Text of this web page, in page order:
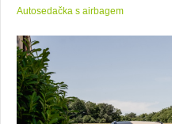
Autosedačka s airbagem